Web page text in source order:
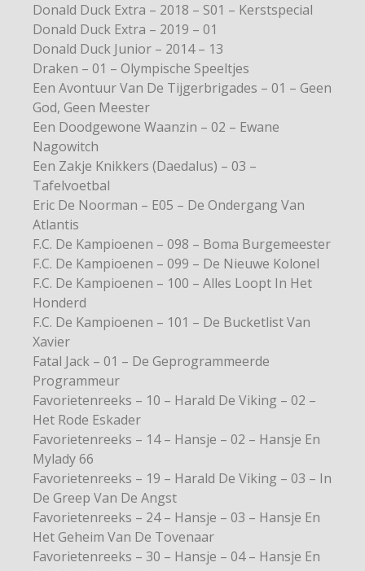
Donald Duck Extra – 2018 – S01 – Kerstspecial
Donald Duck Extra – 2019 – 01
Donald Duck Junior – 2014 – 13
Draken – 01 – Olympische Speeltjes
Een Avontuur Van De Tijgerbrigades – 01 – Geen
God, Geen Meester
Een Doodgewone Waanzin – 02 – Ewane
Nagowitch
Een Zakje Knikkers (Daedalus) – 03 –
Tafelvoetbal
Eric De Noorman – E05 – De Ondergang Van
Atlantis
F.C. De Kampioenen – 098 – Boma Burgemeester
F.C. De Kampioenen – 099 – De Nieuwe Kolonel
F.C. De Kampioenen – 100 – Alles Loopt In Het
Honderd
F.C. De Kampioenen – 101 – De Bucketlist Van
Xavier
Fatal Jack – 01 – De Geprogrammeerde
Programmeur
Favorietenreeks – 10 – Harald De Viking – 02 –
Het Rode Eskader
Favorietenreeks – 14 – Hansje – 02 – Hansje En
Mylady 66
Favorietenreeks – 19 – Harald De Viking – 03 – In
De Greep Van De Angst
Favorietenreeks – 24 – Hansje – 03 – Hansje En
Het Geheim Van De Tovenaar
Favorietenreeks – 30 – Hansje – 04 – Hansje En